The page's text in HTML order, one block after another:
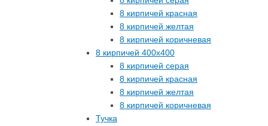
8 кирпичей красная
8 кирпичей желтая
8 кирпичей коричневая
8 кирпичей 400х400
8 кирпичей серая
8 кирпичей красная
8 кирпичей желтая
8 кирпичей коричневая
Тучка